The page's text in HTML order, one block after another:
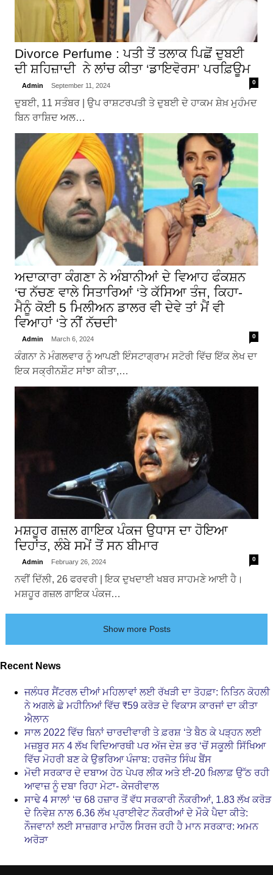
Divorce Perfume : ਪਤੀ ਤੋਂ ਤਲਾਕ ਪਿਛੋਂ ਦੁਬਈ
ਦੀ ਸ਼ਹਿਜ਼ਾਦੀ ਨੇ ਲਾਂਚ ਕੀਤਾ ‘ਡਾਇਵੋਰਸ’ ਪਰਫ਼ਿਊਮ
Admin September 11, 2024 0
ਦੁਬਈ, 11 ਸਤੰਬਰ | ਉਪ ਰਾਸ਼ਟਰਪਤੀ ਤੇ ਦੁਬਈ ਦੇ ਹਾਕਮ ਸ਼ੇਖ਼ ਮੁਹੰਮਦ
ਬਿਨ ਰਾਸ਼ਿਦ ਅਲ…
ਅਦਾਕਾਰਾ ਕੰਗਣਾ ਨੇ ਅੰਬਾਨੀਆਂ ਦੇ ਵਿਆਹ ਫੰਕਸ਼ਨ
‘ਚ ਨੱਚਣ ਵਾਲੇ ਸਿਤਾਰਿਆਂ ‘ਤੇ ਕੱਸਿਆ ਤੰਜ, ਕਿਹਾ-
ਮੈਨੂੰ ਕੋਈ 5 ਮਿਲੀਅਨ ਡਾਲਰ ਵੀ ਦੇਵੇ ਤਾਂ ਮੈਂ ਵੀ
ਵਿਆਹਾਂ ‘ਤੇ ਨੀਂ ਨੱਚਦੀ’
Admin March 6, 2024 0
ਕੰਗਨਾ ਨੇ ਮੰਗਲਵਾਰ ਨੂੰ ਆਪਣੀ ਇੰਸਟਾਗ੍ਰਾਮ ਸਟੋਰੀ ਵਿੱਚ ਇੱਕ ਲੇਖ ਦਾ
ਇਕ ਸਕ੍ਰੀਨਸ਼ੌਟ ਸਾਂਝਾ ਕੀਤਾ,…
ਮਸ਼ਹੂਰ ਗਜ਼ਲ ਗਾਇਕ ਪੰਕਜ ਉਧਾਸ ਦਾ ਹੋਇਆ
ਦਿਹਾਂਤ, ਲੰਬੇ ਸਮੇਂ ਤੋਂ ਸਨ ਬੀਮਾਰ
Admin February 26, 2024 0
ਨਵੀਂ ਦਿੱਲੀ, 26 ਫਰਵਰੀ | ਇਕ ਦੁਖਦਾਈ ਖਬਰ ਸਾਹਮਣੇ ਆਈ ਹੈ।
ਮਸ਼ਹੂਰ ਗਜ਼ਲ ਗਾਇਕ ਪੰਕਜ…
Show more Posts
Recent News
ਜਲੰਧਰ ਸੈਂਟਰਲ ਦੀਆਂ ਮਹਿਲਾਵਾਂ ਲਈ ਰੱਖੜੀ ਦਾ ਤੋਹਫ਼ਾ: ਨਿਤਿਨ ਕੋਹਲੀ
ਨੇ ਅਗਲੇ ਛੇ ਮਹੀਨਿਆਂ ਵਿੱਚ ₹59 ਕਰੋੜ ਦੇ ਵਿਕਾਸ ਕਾਰਜਾਂ ਦਾ ਕੀਤਾ
ਐਲਾਨ
ਸਾਲ 2022 ਵਿੱਚ ਬਿਨਾਂ ਚਾਰਦੀਵਾਰੀ ਤੇ ਫ਼ਰਸ਼ ‘ਤੇ ਬੈਠ ਕੇ ਪੜ੍ਹਨ ਲਈ
ਮਜ਼ਬੂਰ ਸਨ 4 ਲੱਖ ਵਿਦਿਆਰਥੀ ਪਰ ਅੱਜ ਦੇਸ਼ ਭਰ ‘ਚੋਂ ਸਕੂਲੀ ਸਿੱਖਿਆ
ਵਿੱਚ ਮੋਹਰੀ ਬਣ ਕੇ ਉਭਰਿਆ ਪੰਜਾਬ: ਹਰਜੋਤ ਸਿੰਘ ਬੈਂਸ
ਮੋਦੀ ਸਰਕਾਰ ਦੇ ਦਬਾਅ ਹੇਠ ਪੇਪਰ ਲੀਕ ਅਤੇ ਈ-20 ਖ਼ਿਲਾਫ਼ ਉੱਠ ਰਹੀ
ਆਵਾਜ਼ ਨੂੰ ਦਬਾ ਰਿਹਾ ਮੇਟਾ- ਕੇਜਰੀਵਾਲ
ਸਾਢੇ 4 ਸਾਲਾਂ ‘ਚ 68 ਹਜ਼ਾਰ ਤੋਂ ਵੱਧ ਸਰਕਾਰੀ ਨੌਕਰੀਆਂ, 1.83 ਲੱਖ ਕਰੋੜ
ਦੇ ਨਿਵੇਸ਼ ਨਾਲ 6.36 ਲੱਖ ਪ੍ਰਾਈਵੇਟ ਨੌਕਰੀਆਂ ਦੇ ਮੌਕੇ ਪੈਦਾ ਕੀਤੇ:
ਨੌਜਵਾਨਾਂ ਲਈ ਸਾਜ਼ਗਾਰ ਮਾਹੌਲ ਸਿਰਜ ਰਹੀ ਹੈ ਮਾਨ ਸਰਕਾਰ: ਅਮਨ
ਅਰੋੜਾ